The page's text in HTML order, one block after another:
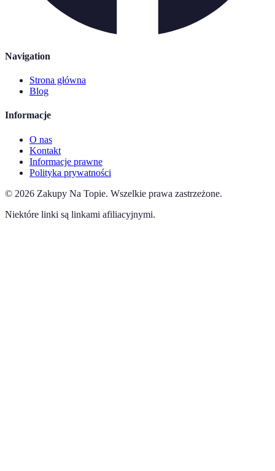
Navigation
Strona główna
Blog
Informacje
O nas
Kontakt
Informacje prawne
Polityka prywatności
© 2026 Zakupy Na Topie. Wszelkie prawa zastrzeżone.
Niektóre linki są linkami afiliacyjnymi.